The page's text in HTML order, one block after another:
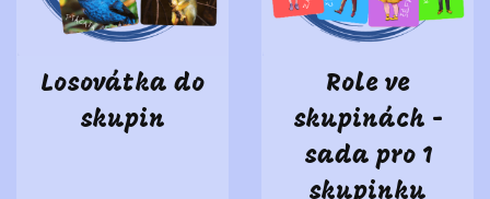
Losovátka do
skupin
Role ve
skupinách -
sada pro 1
skupinku